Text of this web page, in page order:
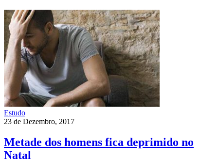
Estudo
23 de Dezembro, 2017
Metade dos homens fica deprimido no
Natal